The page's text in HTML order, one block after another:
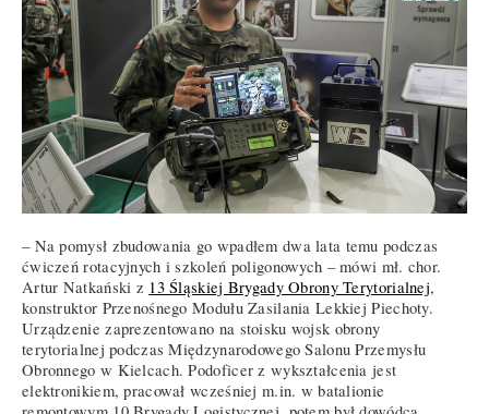
– Na pomysł zbudowania go wpadłem dwa lata temu podczas
ćwiczeń rotacyjnych i szkoleń poligonowych – mówi mł. chor.
Artur Natkański z 13 Śląskiej Brygady Obrony Terytorialnej,
konstruktor Przenośnego Modułu Zasilania Lekkiej Piechoty.
Urządzenie zaprezentowano na stoisku wojsk obrony
terytorialnej podczas Międzynarodowego Salonu Przemysłu
Obronnego w Kielcach. Podoficer z wykształcenia jest
elektronikiem, pracował wcześniej m.in. w batalionie